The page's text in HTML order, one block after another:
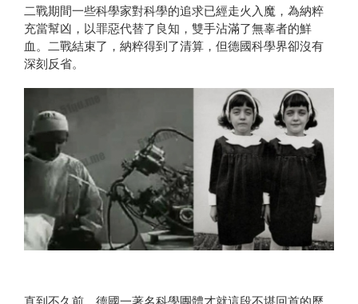
二戰期間一些科學家對科學的追求已經走火入魔，為納粹
充當幫凶，以罪惡代替了良知，雙手沾滿了無辜者的鮮
血。二戰結束了，納粹得到了清算，但德國科學界卻沒有
深刻反省。